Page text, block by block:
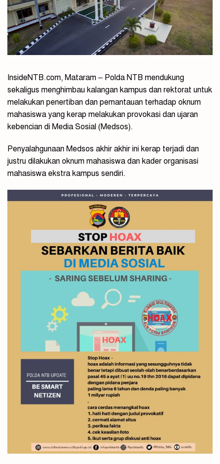
InsideNTB.com, Mataram – Polda NTB mendukung
sekaligus menghimbau kalangan kampus dan rektorat untuk
melakukan penertiban dan pemantauan terhadap oknum
mahasiswa yang kerap melakukan provokasi dan ujaran
kebencian di Media Sosial (Medsos).
Penyalahgunaan Medsos akhir akhir ini kerap terjadi dan
justru dilakukan oknum mahasiswa dan kader organisasi
mahasiswa ekstra kampus sendiri.